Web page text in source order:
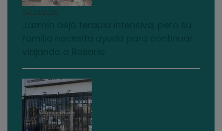
04/08/2026